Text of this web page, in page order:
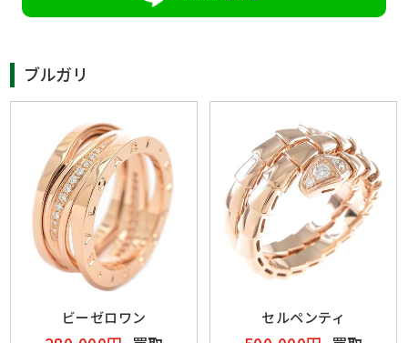
ブルガリ
ビーゼロワン セルペンティ